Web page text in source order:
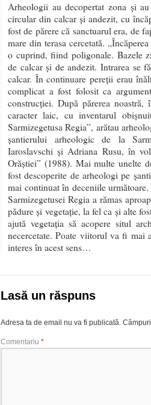
Arheologii au decopertat zona și
circular din calcar și andezit, cu
fost de părere că sanctuarul era, de
mare din terasa cercetată.
o cuprind, fiind poligonale. Bazele
de calcar și de andezit. Intrarea se
calcar. În continuare pereții erau
complicat a fost folosit ca
construcției. După părerea
caracter laic, cu inventarul
Sarmizegetusa Regia”, arătau
şantierului arheologic de la
Iaroslavschi și Adriana Rusu, în
Orăștiei” (1988). Mai multe unelte
fost descoperite de arheologi pe
mai continuat în deceniile
Sarmizegetusei Regia a rămas
pădure și vegetație, la fel ca și alte
ajută vegetația să acopere situl
necercetate. Poate viitorul va fi mai
interes în acest sens…
Lasă un răspuns
Adresa ta de email nu va fi publicată.
Comentariu *